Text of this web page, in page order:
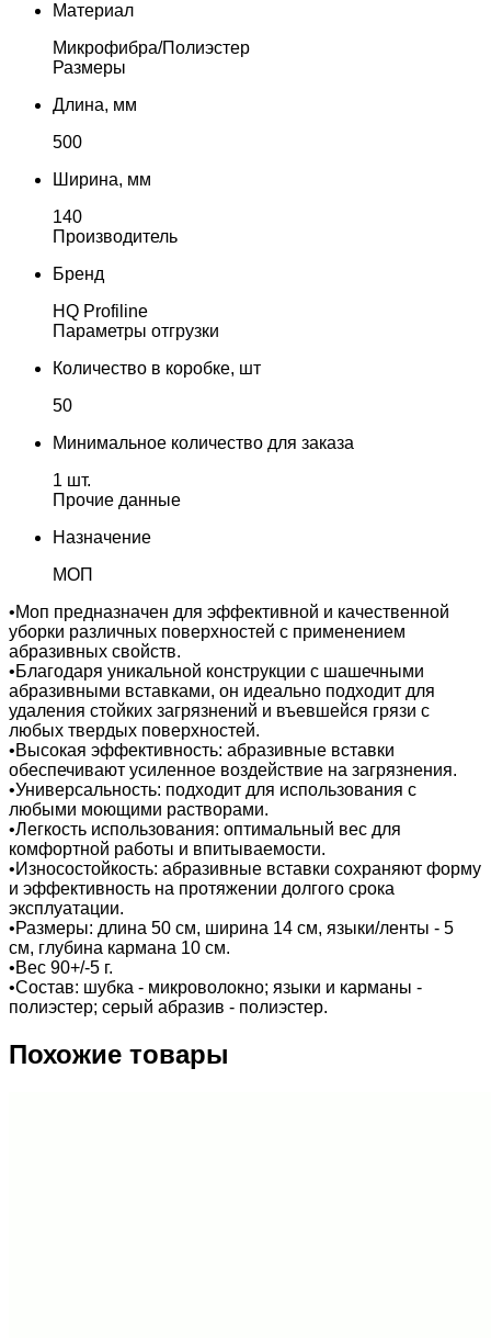
Материал
Микрофибра/Полиэстер
Размеры
Длина, мм
500
Ширина, мм
140
Производитель
Бренд
HQ Profiline
Параметры отгрузки
Количество в коробке, шт
50
Минимальное количество для заказа
1 шт.
Прочие данные
Назначение
МОП
•Моп предназначен для эффективной и качественной
уборки различных поверхностей с применением
абразивных свойств.
•Благодаря уникальной конструкции с шашечными
абразивными вставками, он идеально подходит для
удаления стойких загрязнений и въевшейся грязи с
любых твердых поверхностей.
•Высокая эффективность: абразивные вставки
обеспечивают усиленное воздействие на загрязнения.
•Универсальность: подходит для использования с
любыми моющими растворами.
•Легкость использования: оптимальный вес для
комфортной работы и впитываемости.
•Износостойкость: абразивные вставки сохраняют форму
и эффективность на протяжении долгого срока
эксплуатации.
•Размеры: длина 50 см, ширина 14 см, языки/ленты - 5
см, глубина кармана 10 см.
•Вес 90+/-5 г.
•Состав: шубка - микроволокно; языки и карманы -
полиэстер; серый абразив - полиэстер.
Похожие товары